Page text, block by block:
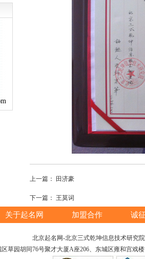
上一篇： 田济豪
下一篇： 王莫词
关于起名网 加盟合作 诚
北京起名网-北京三式乾坤信息技术研究
草园胡同76号聚才大厦A座206、东城区雍和宫戏